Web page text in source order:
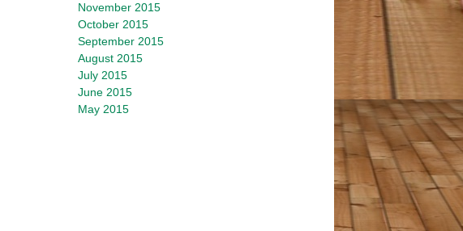
November 2015
October 2015
September 2015
August 2015
July 2015
June 2015
May 2015